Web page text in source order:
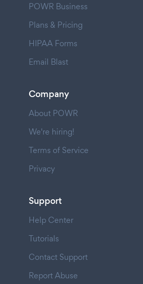
POWR Business
Plans & Pricing
HIPAA Forms
Email Blast
Company
About POWR
We're hiring!
Terms of Service
Privacy
Support
Help Center
Tutorials
Contact Support
Report Abuse